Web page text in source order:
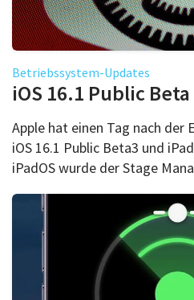
Betriebssystem-Updates
iOS 16.1 Public
Apple hat einen Tag nach der
iOS 16.1 Public Beta3 und
iPadOS wurde der Stage